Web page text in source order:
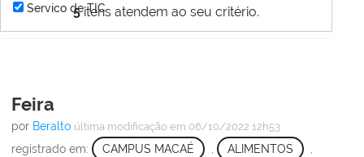
5itens atendem ao seu critério.
Servico de TIC
Feira
por Beralto última modificação em 06/10/2022 12h53
registrado em: CAMPUS MACAÉ ALIMENTOS